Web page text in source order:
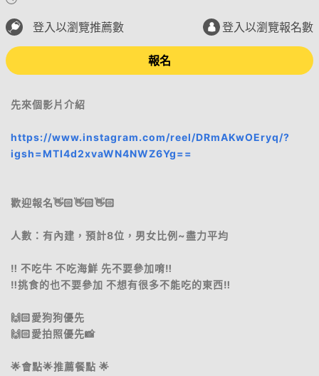
登入以瀏覽推薦數 登入以瀏覽報名數
報名
先來個影片介紹
https://www.instagram.com/reel/DRmAKwOEryq/?
igsh=MTI4d2xvaWN4NWZ6Yg==
歡迎報名👋🏻👋🏻👋🏻
人數：有內建，預計8位，男女比例~盡力平均
‼️ 不吃牛 不吃海鮮 先不要參加唷‼️
‼️挑食的也不要參加 不想有很多不能吃的東西‼️
🙌🏻愛狗狗優先
🙌🏻愛拍照優先📸
🌟會點🌟推薦餐點 🌟